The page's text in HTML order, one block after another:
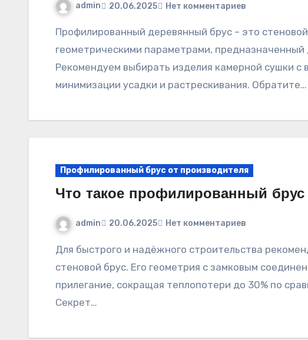
admin 20.06.2025 Нет комментариев
Профилированный деревянный брус – это стеновой материал с точными
геометрическими параметрами, предназначенный
Рекомендуем выбирать изделия камерной сушки с
минимизации усадки и растрескивания. Обратите…
Профилированный брус от производителя
Что такое профилированный
admin 20.06.2025 Нет комментариев
Для быстрого и надёжного строительства рекомендуем обратить внимание на клееный
стеновой брус. Его геометрия с замковым
прилегание, сокращая теплопотери до 30% по
Секрет…